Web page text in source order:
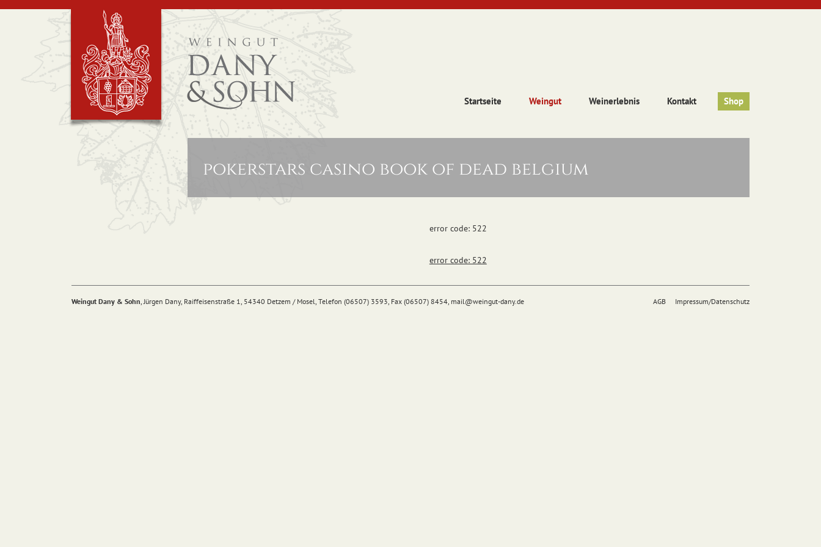
Startseite Weingut Weinerlebnis Kontakt Shop
pokerstars casino book of dead belgium
error code: 522
error code: 522
AGB Impressum/Datenschutz
Weingut Dany & Sohn, Jürgen Dany, Raiffeisenstraße 1, 54340 Detzem / Mosel, Telefon (06507) 3593, Fax (06507) 8454, mail@weingut-dany.de